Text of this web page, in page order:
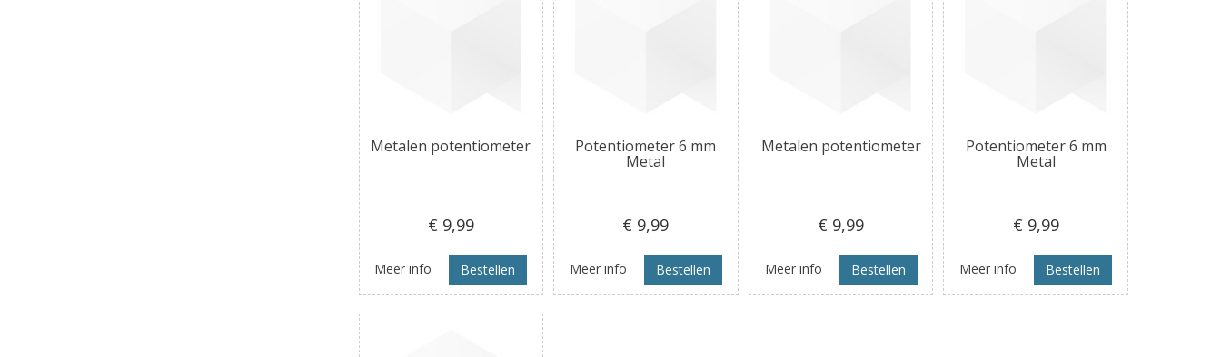
Metalen potentiometer
€ 9,99
Meer info Bestellen
Potentiometer 6 mm
Metal
€ 9,99
Meer info Bestellen
Metalen potentiometer
€ 9,99
Meer info Bestellen
Potentiometer 6 mm
Metal
€ 9,99
Meer info Bestellen